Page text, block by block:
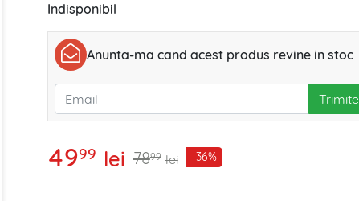
Indisponibil
Anunta-ma cand acest produs revine in stoc
Trimite
4999 lei 7899 lei -36%